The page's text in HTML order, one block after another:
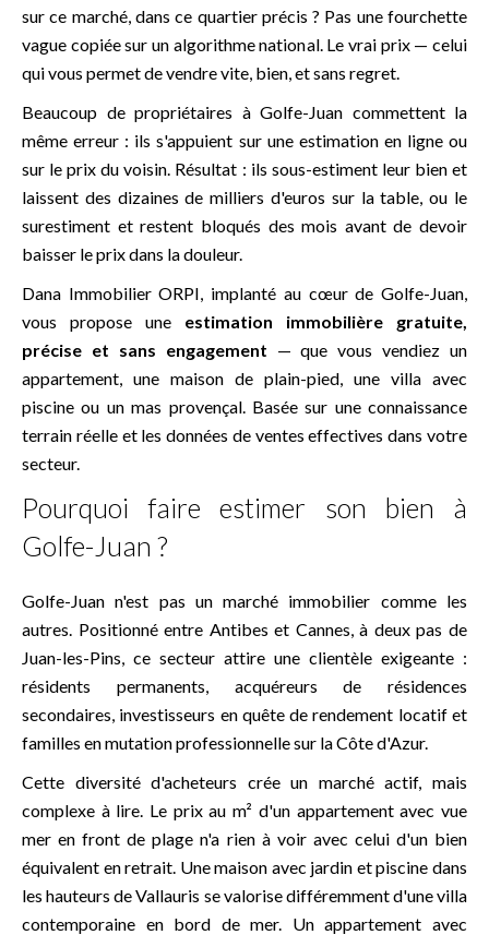
sur ce marché, dans ce quartier précis ? Pas une fourchette
vague copiée sur un algorithme national. Le vrai prix — celui
qui vous permet de vendre vite, bien, et sans regret.
Beaucoup de propriétaires à Golfe-Juan commettent la
même erreur : ils s'appuient sur une estimation en ligne ou
sur le prix du voisin. Résultat : ils sous-estiment leur bien et
laissent des dizaines de milliers d'euros sur la table, ou le
surestiment et restent bloqués des mois avant de devoir
baisser le prix dans la douleur.
Dana Immobilier ORPI, implanté au cœur de Golfe-Juan,
vous propose une estimation immobilière gratuite,
précise et sans engagement — que vous vendiez un
appartement, une maison de plain-pied, une villa avec
piscine ou un mas provençal. Basée sur une connaissance
terrain réelle et les données de ventes effectives dans votre
secteur.
Pourquoi faire estimer son bien à
Golfe-Juan ?
Golfe-Juan n'est pas un marché immobilier comme les
autres. Positionné entre Antibes et Cannes, à deux pas de
Juan-les-Pins, ce secteur attire une clientèle exigeante :
résidents permanents, acquéreurs de résidences
secondaires, investisseurs en quête de rendement locatif et
familles en mutation professionnelle sur la Côte d'Azur.
Cette diversité d'acheteurs crée un marché actif, mais
complexe à lire. Le prix au m² d'un appartement avec vue
mer en front de plage n'a rien à voir avec celui d'un bien
équivalent en retrait. Une maison avec jardin et piscine dans
les hauteurs deVallauris se valorise différemment d'une villa
contemporaine en bord de mer. Un appartement avec